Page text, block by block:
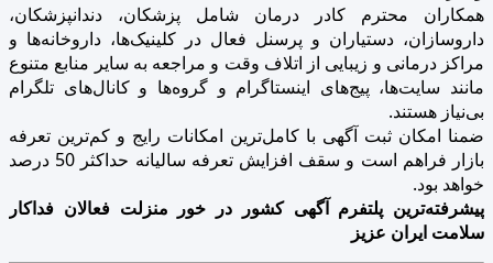
همکاران محترم کادر درمان شامل پزشکان، دندانپزشکان،
داروسازان، دستیاران و پرسنل فعال در کلینیک‌ها، داروخانه‌ها و
مراکز درمانی و زیبایی از اتلاف وقت و مراجعه به سایر منابع متنوع
مانند سایت‌ها، پیج‌های اینستاگرام و گروه‌ها و کانال‌های تلگرام
بی‌نیاز هستند.
ضمنا امکان ثبت آگهی با کامل‌ترین امکانات رایج و کم‌ترین تعرفه
بازار فراهم است و سقف افزایش تعرفه سالیانه حداکثر 50 درصد
خواهد بود.
پیشرفته‌ترین پلتفرم آگهی کشور در خور منزلت فعالان فداکار
سلامت ایران عزیز